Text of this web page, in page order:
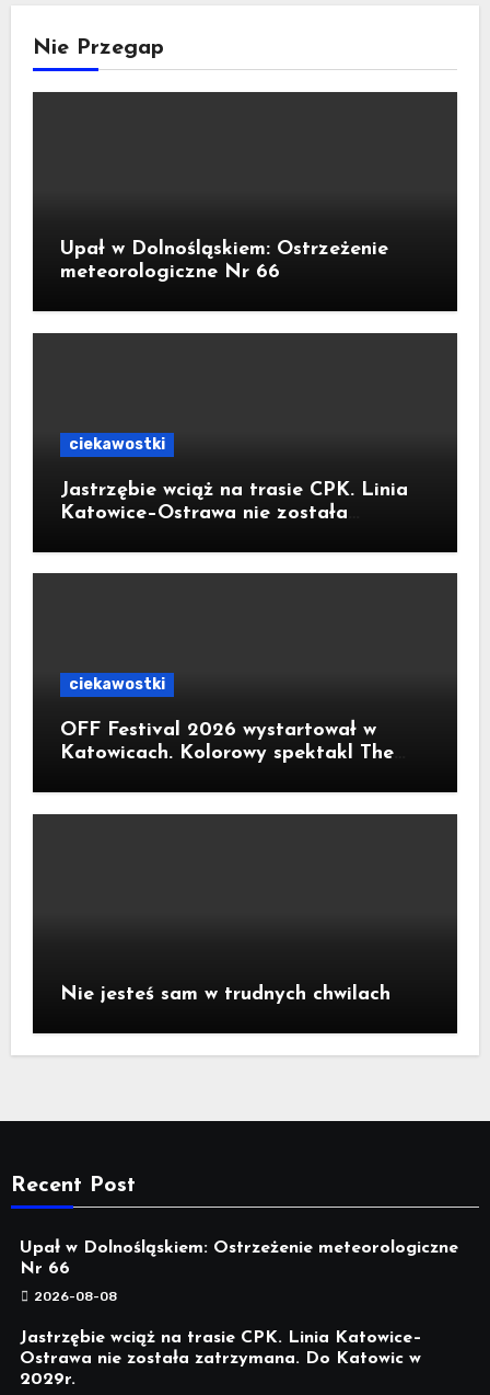
Nie Przegap
Upał w Dolnośląskiem: Ostrzeżenie
meteorologiczne Nr 66
ciekawostki
Jastrzębie wciąż na trasie CPK. Linia
Katowice–Ostrawa nie została
ciekawostki
OFF Festival 2026 wystartował w
Katowicach. Kolorowy spektakl The
Nie jesteś sam w trudnych chwilach
Recent Post
Upał w Dolnośląskiem: Ostrzeżenie meteorologiczne
Nr 66
2026-08-08
Jastrzębie wciąż na trasie CPK. Linia Katowice–
Ostrawa nie została zatrzymana. Do Katowic w
2029r.